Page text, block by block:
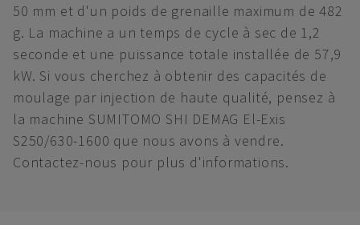
50 mm et d'un poids de grenaille maximum de 482
g. La machine a un temps de cycle à sec de 1,2
seconde et une puissance totale installée de 57,9
kW. Si vous cherchez à obtenir des capacités de
moulage par injection de haute qualité, pensez à
la machine SUMITOMO SHI DEMAG El-Exis
S250/630-1600 que nous avons à vendre.
Contactez-nous pour plus d'informations.